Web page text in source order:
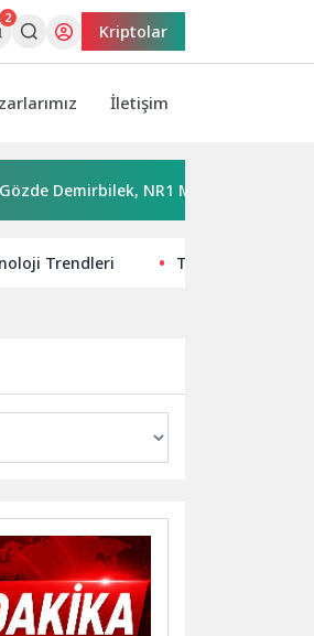
2
Kriptolar
İletişim
NR1 Magazin’de: ‘Son assolist
Trendleri Teknoloji